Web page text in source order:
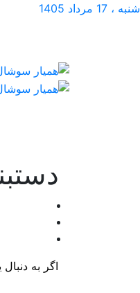
شنبه ، 17 مرداد 1405
اگر به